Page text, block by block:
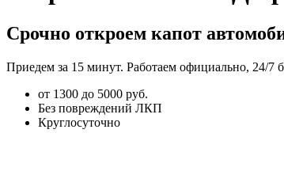
Срочно откроем капот
Приедем за 15 минут. Работаем официально, 24/7
от 1300 до 5000 руб.
Без повреждений ЛКП
Круглосуточно